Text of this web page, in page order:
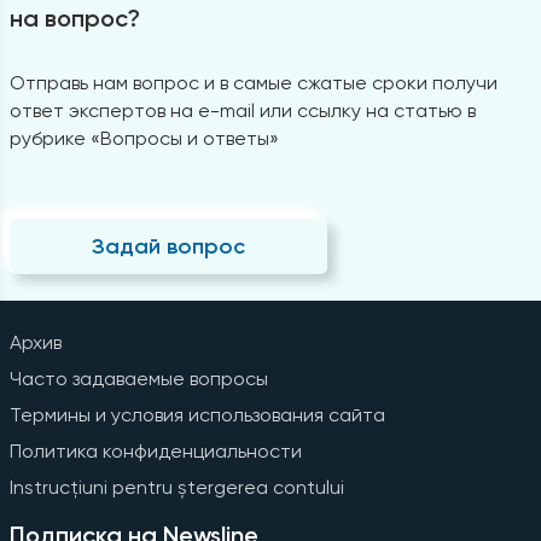
на вопрос?
Отправь нам вопрос и в самые сжатые сроки получи
ответ экспертов на e-mail или ссылку на статью в
рубрике «Вопросы и ответы»
Задай вопрос
Архив
Часто задаваемые вопросы
Термины и условия использования сайта
Политика конфиденциальности
Instrucțiuni pentru ștergerea contului
Подписка на Newsline